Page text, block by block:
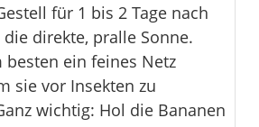
für 1 bis 2 Tage nach
direkte, pralle Sonne.
besten ein feines Netz
sie vor Insekten zu
wichtig: Hol die Bananen